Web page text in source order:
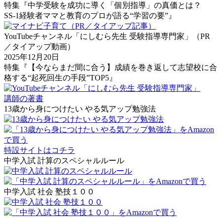
特集『中学受験を成功に導く「個別指導」の真価とは？
SS-1経験者ママと教育のプロが語る“学習の要”』
YouTubeチャンネル「にしむら先生 受験指導専門家」（PR
／タイアップ動画）
2025年12月20日
特集『【今ならまだ間に合う】成績を巻き返して志望校に合
格する“起死回生の手段”TOP5』
講師の著書
13歳から身につけたい やる気アップ勉強法
特設サイトはコチラ
中学入試 計算のスペシャルルール
中学入試 社会 塾技１００